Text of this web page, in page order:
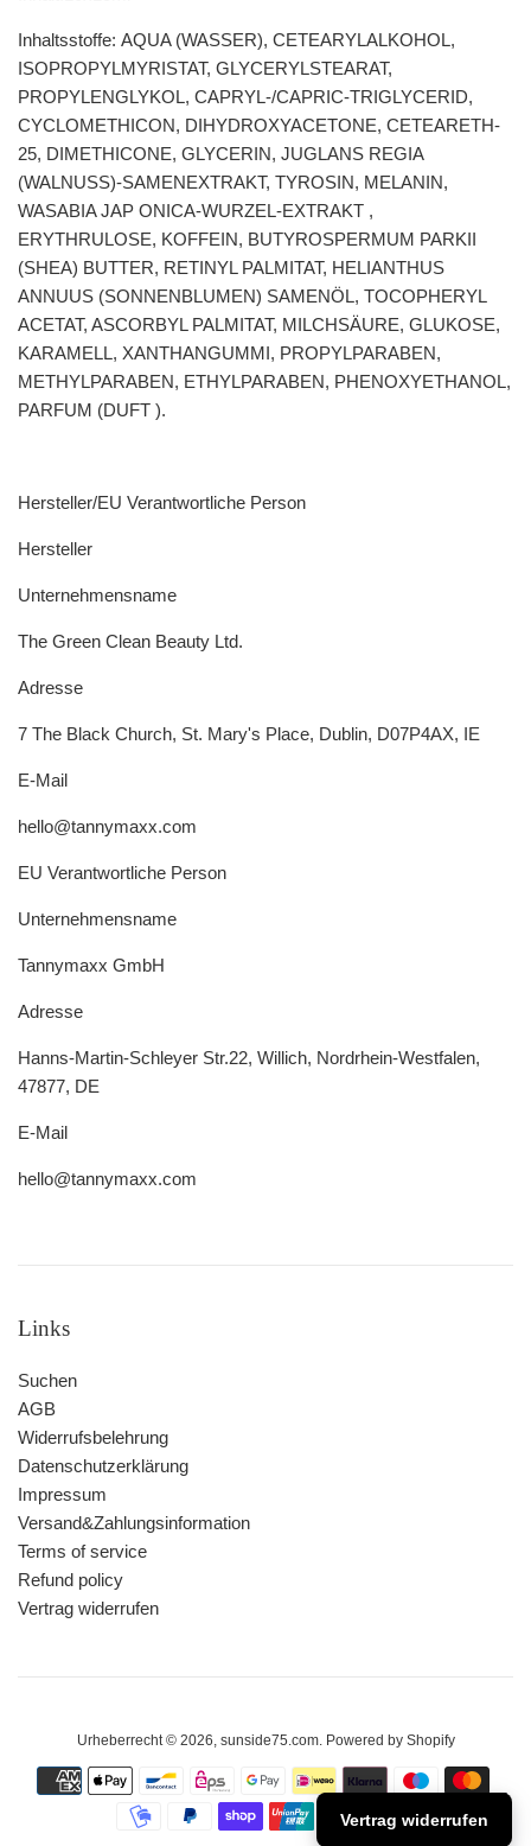
Inhaltsstoffe: AQUA (WASSER), CETEARYLALKOHOL,
ISOPROPYLMYRISTAT, GLYCERYLSTEARAT,
PROPYLENGLYKOL, CAPRYL-/CAPRIC-TRIGLYCERID,
CYCLOMETHICON, DIHYDROXYACETONE, CETEARETH-
25, DIMETHICONE, GLYCERIN, JUGLANS REGIA
(WALNUSS)-SAMENEXTRAKT, TYROSIN, MELANIN,
WASABIA JAP ONICA-WURZEL-EXTRAKT ,
ERYTHRULOSE, KOFFEIN, BUTYROSPERMUM PARKII
(SHEA) BUTTER, RETINYL PALMITAT, HELIANTHUS
ANNUUS (SONNENBLUMEN) SAMENÖL, TOCOPHERYL
ACETAT, ASCORBYL PALMITAT, MILCHSÄURE, GLUKOSE,
KARAMELL, XANTHANGUMMI, PROPYLPARABEN,
METHYLPARABEN, ETHYLPARABEN, PHENOXYETHANOL,
PARFUM (DUFT ).
Hersteller/EU Verantwortliche Person
Hersteller
Unternehmensname
The Green Clean Beauty Ltd.
Adresse
7 The Black Church, St. Mary's Place, Dublin, D07P4AX, IE
E-Mail
hello@tannymaxx.com
EU Verantwortliche Person
Unternehmensname
Tannymaxx GmbH
Adresse
Hanns-Martin-Schleyer Str.22, Willich, Nordrhein-Westfalen,
47877, DE
E-Mail
hello@tannymaxx.com
Links
Suchen
AGB
Widerrufsbelehrung
Datenschutzerklärung
Impressum
Versand&Zahlungsinformation
Terms of service
Refund policy
Vertrag widerrufen
Urheberrecht © 2026, sunside75.com. Powered by Shopify
Zahlungsarten
Vertrag widerrufen